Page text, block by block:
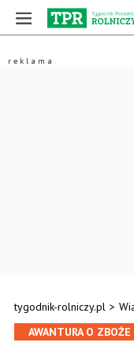
tygodnik-rolniczy.pl >
AWANTURA O ZBOŻE